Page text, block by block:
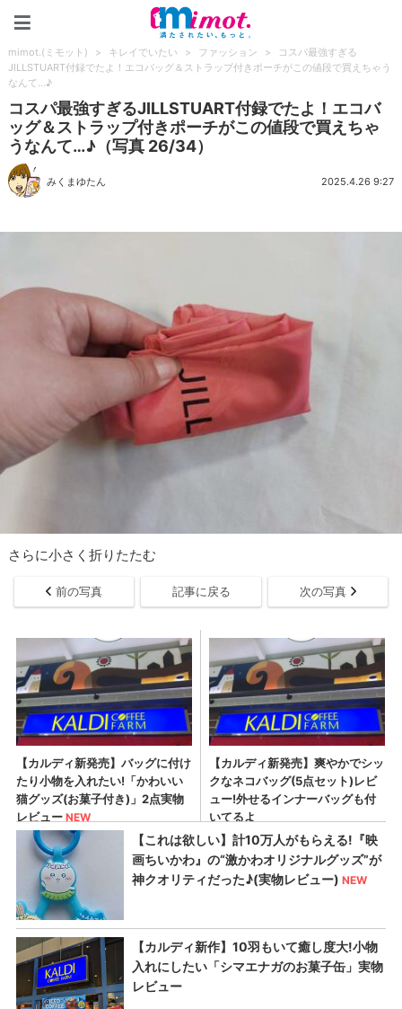
mimot.(ミモット) > キレイでいたい > ファッション >
コスパ最強すぎる
JILLSTUART付録でたよ！エコバッグ＆ストラップ付きポーチがこの値段で買えちゃう
なんて…♪
コスパ最強すぎるJILLSTUART付録でたよ！エコバ
ッグ＆ストラップ付きポーチがこの値段で買えちゃ
うなんて…♪（写真 26/34）
みくまゆたん 2025.4.26 9:27
さらに小さく折りたたむ
前の写真 記事に戻る 次の写真